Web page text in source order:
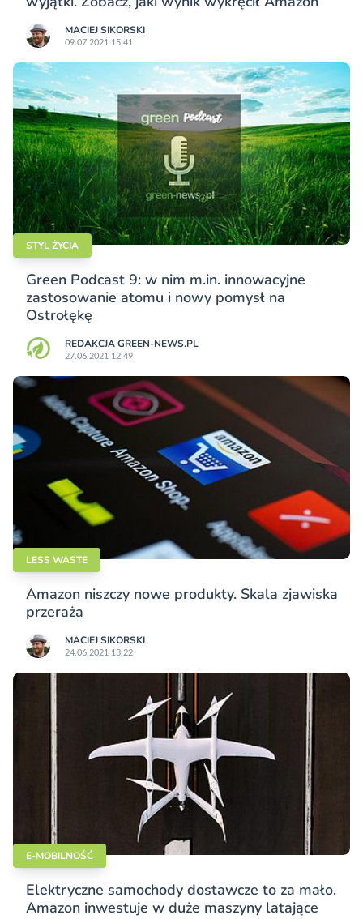
MACIEJ SIKORSKI
09.07.2021 15:41
STYL ŻYCIA
Green Podcast 9: w nim m.in. innowacyjne
zastosowanie atomu i nowy pomysł na
Ostrołękę
REDAKCJA GREEN-NEWS.PL
27.06.2021 12:49
LESS WASTE
Amazon niszczy nowe produkty. Skala zjawiska
przeraża
MACIEJ SIKORSKI
24.06.2021 13:22
E-MOBILNOŚĆ
Elektryczne samochody dostawcze to za mało.
Amazon inwestuje w duże maszyny latające